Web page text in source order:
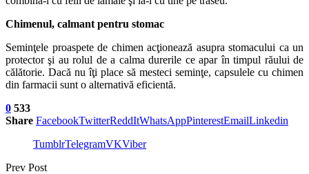
Chimenul, calmant pentru stomac
Seminţele proaspete de chimen acţionează asupra stomacului ca un
protector şi au rolul de a calma durerile ce apar în timpul răului de
călătorie. Dacă nu îţi place să mesteci seminţe, capsulele cu chimen
din farmacii sunt o alternativă eficientă.
0 533
Share FacebookTwitterReddItWhatsAppPinterestEmailLinkedin
TumblrTelegramVKViber
Prev Post